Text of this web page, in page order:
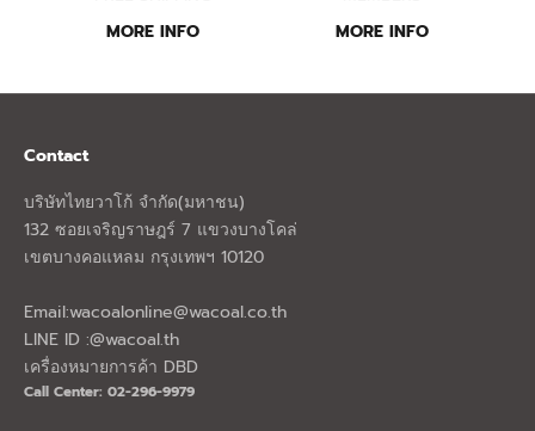
MORE INFO
MORE INFO
Contact
บริษัทไทยวาโก้ จำกัด(มหาชน)
132 ซอยเจริญราษฎร์ 7 แขวงบางโคล่
เขตบางคอแหลม กรุงเทพฯ 10120
Email:wacoalonline@wacoal.co.th
LINE ID :@wacoal.th
เครื่องหมายการค้า DBD
Call Center: 02-296-9979